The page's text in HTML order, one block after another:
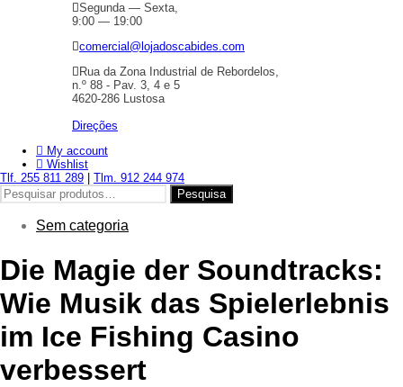
Segunda — Sexta,
9:00 — 19:00
comercial@lojadoscabides.com
Rua da Zona Industrial de Rebordelos,
n.º 88 - Pav. 3, 4 e 5
4620-286 Lustosa
Direções
My account
Wishlist
Tlf. 255 811 289
Tlm. 912 244 974
Pesquisar
por:
Pesquisa
Sem categoria
Die Magie der Soundtracks:
Wie Musik das Spielerlebnis
im Ice Fishing Casino
verbessert